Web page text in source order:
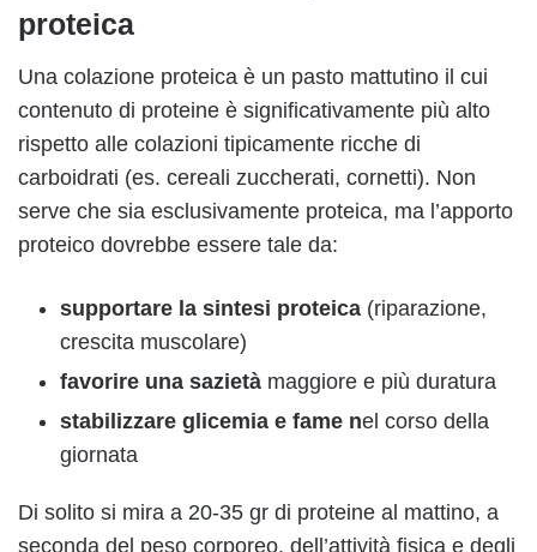
proteica
Una colazione proteica è un pasto mattutino il cui
contenuto di proteine è significativamente più alto
rispetto alle colazioni tipicamente ricche di
carboidrati (es. cereali zuccherati, cornetti). Non
serve che sia esclusivamente proteica, ma l’apporto
proteico dovrebbe essere tale da:
supportare la sintesi proteica (riparazione,
crescita muscolare)
favorire una sazietà maggiore e più duratura
stabilizzare glicemia e fame nel corso della
giornata
Di solito si mira a 20-35 gr di proteine al mattino, a
seconda del peso corporeo, dell’attività fisica e degli